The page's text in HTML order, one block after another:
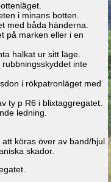
i minans botten.
med båda händerna.
på marken eller i en
halkat ur sitt läge.
inte
i rökpatronläget med
ty p R6 i blixtaggregatet.
ledning.
köras över av band/hjul
skador.